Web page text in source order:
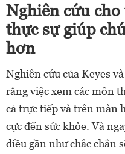
Nghiên cứu
thực sự giúp
hơn
Nghiên cứu của Keyes
rằng việc xem các môn
cả trực tiếp và trên màn
cực đến sức khỏe. Và
điều gần như chắc chắn